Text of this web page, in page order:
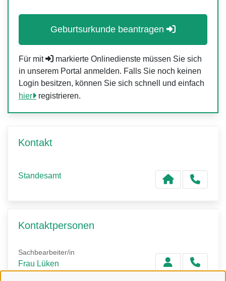
Geburtsurkunde beantragen
Für mit
markierte Onlinedienste müssen Sie sich
in unserem Portal anmelden. Falls Sie noch keinen
Login besitzen, können Sie sich schnell und einfach
hier
registrieren.
Kontakt
Standesamt
Kontaktpersonen
Sachbearbeiter/in
Frau Lüken